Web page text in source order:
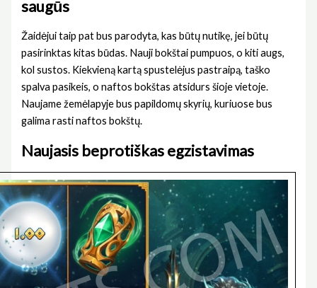
saugūs
Žaidėjui taip pat bus parodyta, kas būtų nutikę, jei būtų
pasirinktas kitas būdas. Nauji bokštai pumpuos, o kiti augs,
kol sustos. Kiekvieną kartą spustelėjus pastraipą, taško
spalva pasikeis, o naftos bokštas atsidurs šioje vietoje.
Naujame žemėlapyje bus papildomų skyrių, kuriuose bus
galima rasti naftos bokštų.
Naujasis beprotiškas egzistavimas